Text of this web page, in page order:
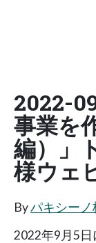
2022-
事業を
編）」
様ウェ
Byパキシーノ
2022年9月5